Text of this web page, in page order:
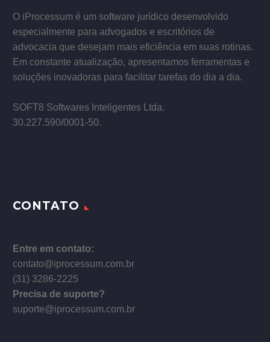
O iProcessum é um software jurídico desenvolvido
especialmente para advogados e escritórios de
advocacia que desejam mais eficiência em suas rotinas.
Em constante atualização, apresentamos ferramentas e
soluções inovadoras para facilitar tarefas do dia a dia.
SOFT8 Softwares Inteligentes Ltda.
30.227.590/0001­-50.
CONTATO
Entre em contato:
contato@iprocessum.com.br
(31) 3286-2225
Precisa de suporte?
suporte@iprocessum.com.br